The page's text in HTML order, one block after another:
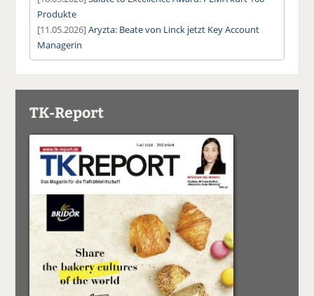
Produkte
[11.05.2026]Aryzta: Beate von Linck jetzt Key Account
Managerin
TK-Report